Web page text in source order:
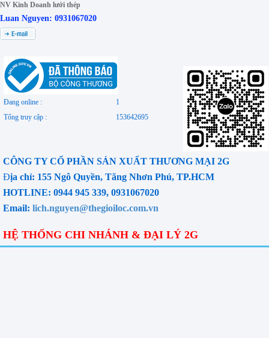
NV Kinh Doanh lưới thép
Luan Nguyen: 0931067020
Đang online :
1
Tổng truy cập :
153642695
CÔNG TY CỔ PHẦN SẢN XUẤT THƯƠNG MẠI 2G
Địa chỉ: 155 Ngô Quyền, Tăng Nhơn Phú, TP.HCM
HOTLINE: 0944 945 339, 0931067020
Email: lich.nguyen@thegioiloc.com.vn
HỆ THỐNG CHI NHÁNH & ĐẠI LÝ 2G